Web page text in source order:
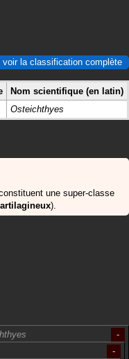
voir la classification complète
Nom scientifique (en latin)
Osteichthyes
une super-classe
).